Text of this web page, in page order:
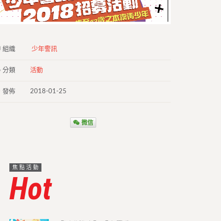
組織 少年警訊
分類 活動
發佈 2018-01-25
微信
焦點活動
Hot